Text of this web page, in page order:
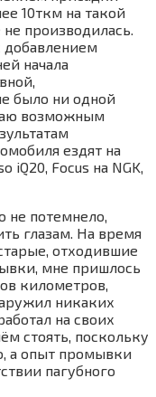
10ткм на такой
производилась.
добавлением
начала
было ни одной
возможным
ездят на
iQ20, Focus на NGK,
не потемнело,
глазам. На время
отходившие
мне пришлось
километров,
никаких
на своих
стоять, поскольку
а опыт промывки
пагубного